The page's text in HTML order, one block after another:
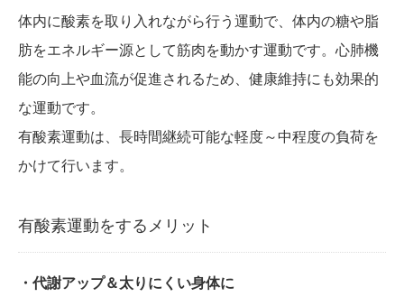
体内に酸素を取り入れながら行う運動で、体内の糖や脂
肪をエネルギー源として筋肉を動かす運動です。心肺機
能の向上や血流が促進されるため、健康維持にも効果的
な運動です。
有酸素運動は、長時間継続可能な軽度～中程度の負荷を
かけて行います。
有酸素運動をするメリット
・代謝アップ＆太りにくい身体に